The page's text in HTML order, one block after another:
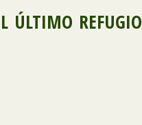
último refugio